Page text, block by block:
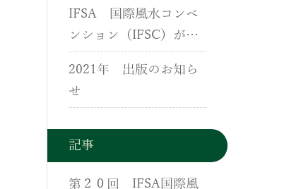
IFSA 国際風水コンベ
ンション（IFSC）が開
催されます
2021年 出版のお知ら
せ
記事
第２０回 IFSA国際風